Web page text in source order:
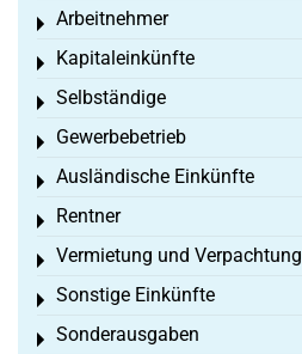
Arbeitnehmer
Toggle menu
Kapitaleinkünfte
Toggle menu
Selbständige
Toggle menu
Gewerbebetrieb
Toggle menu
Ausländische Einkünfte
Toggle menu
Rentner
Toggle menu
Vermietung und Verpachtung
Toggle menu
Sonstige Einkünfte
Toggle menu
Sonderausgaben
Toggle menu